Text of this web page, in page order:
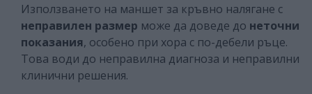
Използването на маншет за кръвно налягане с
неправилен размер може да доведе до неточни
показания, особено при хора с по-дебели ръце.
Това води до неправилна диагноза и неправилни
клинични решения.